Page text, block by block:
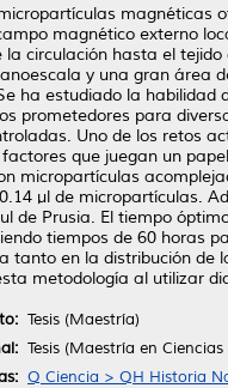
magnéticas
magnético externo
circulación hasta el
y una gran área
ha estudiado la habilidad
prometedores para
Uno de los retos
que juegan un
micropartículas
μl de micropartículas.
de Prusia. El tiempo
tiempos de 60 horas
tanto en la distribución de
metodología al utilizar
Tesis (Maestría)
Tesis (Maestría en
Q Ciencia > QH Historia